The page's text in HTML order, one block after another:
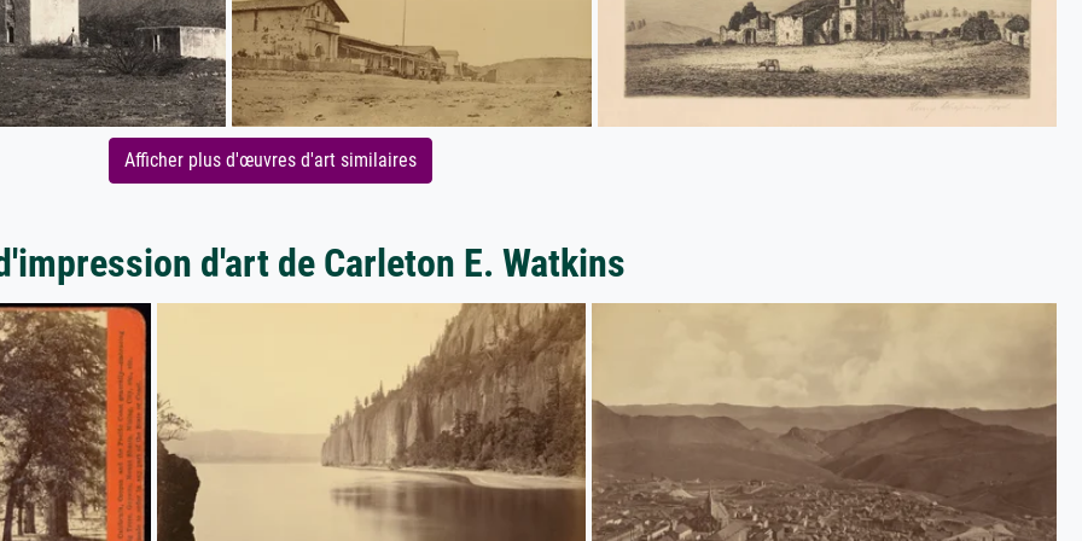
Afficher plus d'œuvres d'art similaires
d'art de Carleton E. Watkins